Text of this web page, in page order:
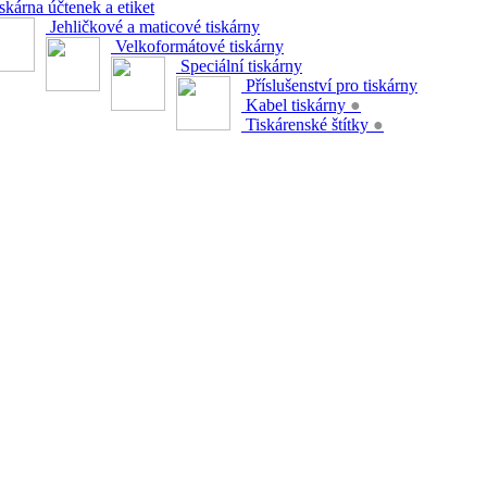
účtenek a etiket
Jehličkové a maticové tiskárny
Velkoformátové tiskárny
Speciální tiskárny
Příslušenství pro tiskárny
Kabel tiskárny ●
Tiskárenské štítky ●